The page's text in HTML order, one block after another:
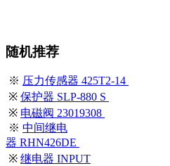
随机推荐
※ 压力传感器 425T2-14
※ 保护器 SLP-880 S
※ 电磁阀 23019308
※ 中间继电
器 RHN426DE
※ 继电器 INPUT